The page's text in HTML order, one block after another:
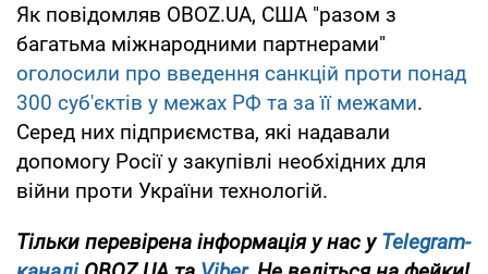
Як повідомляв OBOZ.UA, США "разом з
багатьма міжнародними партнерами"
оголосили про введення санкцій проти понад
300 суб'єктів у межах РФ та за її межами.
Серед них підприємства, які надавали
допомогу Росії у закупівлі необхідних для
війни проти України технологій.
Тільки перевірена інформація у нас у Telegram-